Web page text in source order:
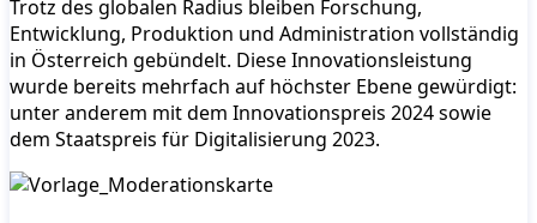
Trotz des globalen Radius bleiben Forschung,
Entwicklung, Produktion und Administration vollständig
in Österreich gebündelt. Diese Innovationsleistung
wurde bereits mehrfach auf höchster Ebene gewürdigt:
unter anderem mit dem Innovationspreis 2024 sowie
dem Staatspreis für Digitalisierung 2023.